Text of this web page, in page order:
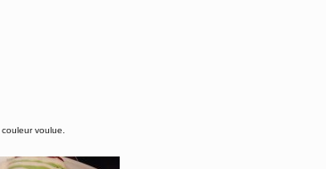
voulue.